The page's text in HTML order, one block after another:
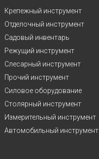
Крепежный инструмент
Отделочный инструмент
Садовый инвентарь
Режущий инструмент
Слесарный инструмент
Прочий инструмент
Силовое оборудование
Столярный инструмент
Измерительный инструмент
Автомобильный инструмент